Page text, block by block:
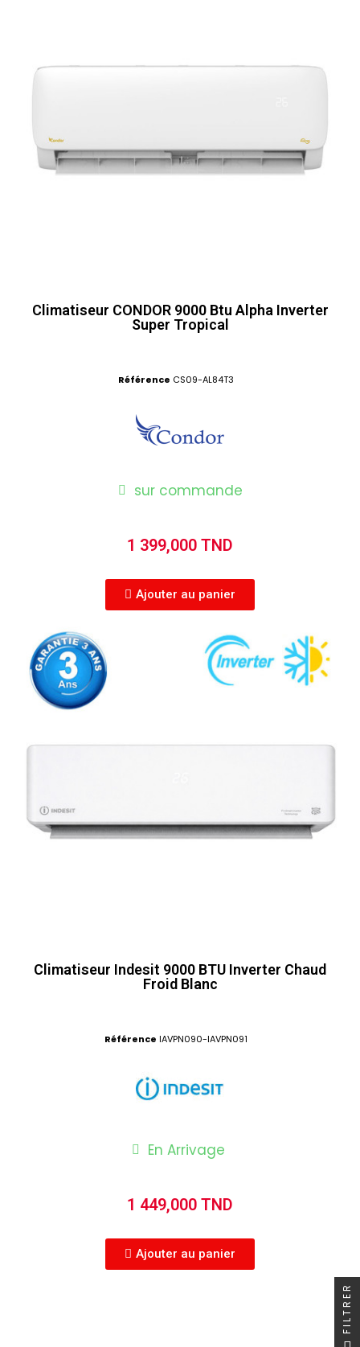
Climatiseur CONDOR 9000 Btu Alpha Inverter
Super Tropical
Référence CS09-AL84T3
sur commande
1 399,000 TND
Ajouter au panier
Climatiseur Indesit 9000 BTU Inverter Chaud
Froid Blanc
Référence IAVPN090-IAVPN091
En Arrivage
1 449,000 TND
Ajouter au panier
FILTRER